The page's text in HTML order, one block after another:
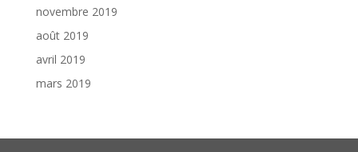
novembre 2019
août 2019
avril 2019
mars 2019